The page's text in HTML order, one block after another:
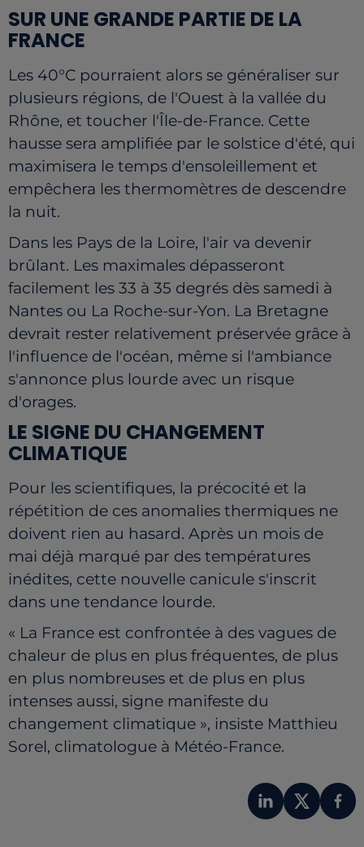
SUR UNE GRANDE PARTIE DE LA
FRANCE
Les 40°C pourraient alors se généraliser sur
plusieurs régions, de l'Ouest à la vallée du
Rhône, et toucher l'Île-de-France. Cette
hausse sera amplifiée par le solstice d'été, qui
maximisera le temps d'ensoleillement et
empêchera les thermomètres de descendre
la nuit.
Dans les Pays de la Loire, l'air va devenir
brûlant. Les maximales dépasseront
facilement les 33 à 35 degrés dès samedi à
Nantes ou La Roche-sur-Yon. La Bretagne
devrait rester relativement préservée grâce à
l'influence de l'océan, même si l'ambiance
s'annonce plus lourde avec un risque
d'orages.
LE SIGNE DU CHANGEMENT
CLIMATIQUE
Pour les scientifiques, la précocité et la
répétition de ces anomalies thermiques ne
doivent rien au hasard. Après un mois de
mai déjà marqué par des températures
inédites, cette nouvelle canicule s'inscrit
dans une tendance lourde.
« La France est confrontée à des vagues de
chaleur de plus en plus fréquentes, de plus
en plus nombreuses et de plus en plus
intenses aussi, signe manifeste du
changement climatique », insiste Matthieu
Sorel, climatologue à Météo-France.